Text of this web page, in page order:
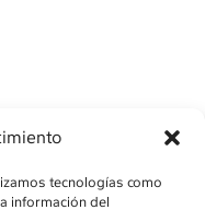
tecnologías como
información del